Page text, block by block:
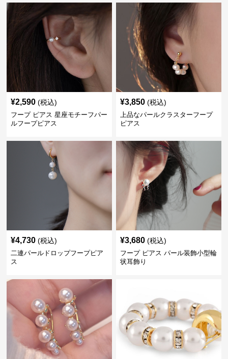
¥2,590 (税込)
フープ ピアス 星座モチーフパー
ルフープピアス
¥3,850 (税込)
上品なパールクラスターフープ
ピアス
¥4,730 (税込)
二連パールドロップフープピア
ス
¥3,680 (税込)
フープ ピアス パール装飾小型輪
状耳飾り